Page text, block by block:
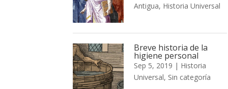
Antigua, Historia Universal
Breve historia de la
higiene personal
Sep 5, 2019 | Historia
Universal, Sin categoría